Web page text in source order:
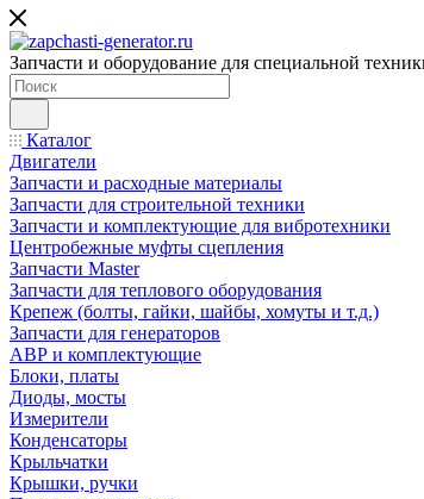
Запчасти и оборудование для специальной
Каталог
Двигатели
Запчасти и расходные материалы
Запчасти для строительной техники
Запчасти и комплектующие для вибротехники
Центробежные муфты сцепления
Запчасти Master
Запчасти для теплового оборудования
Крепеж (болты, гайки, шайбы, хомуты и т.д.)
Запчасти для генераторов
АВР и комплектующие
Блоки, платы
Диоды, мосты
Измерители
Конденсаторы
Крыльчатки
Крышки, ручки